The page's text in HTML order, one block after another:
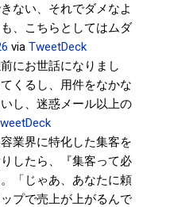
ない、それでダメなよ
、こちらとしてはムダ
via TweetDeck
にお世話になりまし
くるし、用件をなかな
し、迷惑メール以上の
業界に特化した集客を
したら、『集客って必
「じゃあ、あなたに頼
プで売上が上がるんで